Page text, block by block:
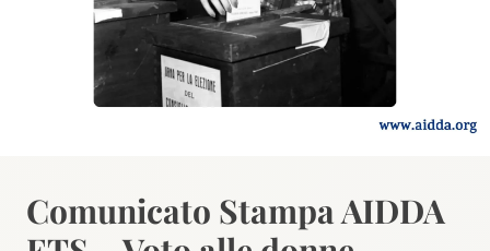
Comunicato Stampa AIDDA